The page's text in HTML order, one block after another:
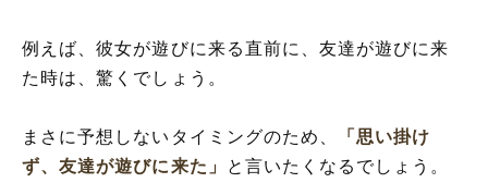
例えば、彼女が遊びに来る直前に、友達が遊びに来
た時は、驚くでしょう。
まさに予想しないタイミングのため、
「思い掛け
ず、友達が遊びに来た」
と言いたくなるでしょう。